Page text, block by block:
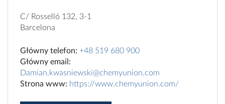
C/ Rosselló 132, 3-1
Barcelona
Główny telefon: +48 519 680 900
Główny email:
Damian.kwasniewski@chemyunion.com
Strona www: https://www.chemyunion.com/